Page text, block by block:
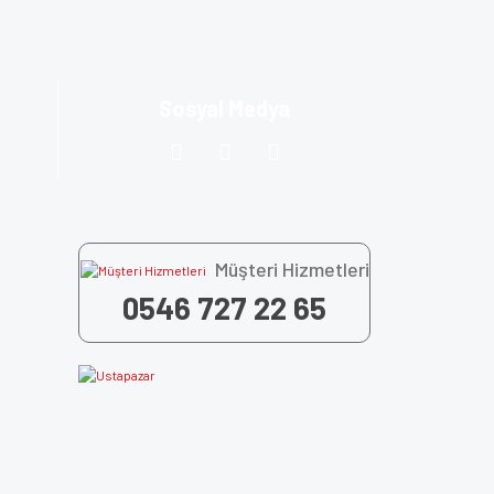
Müşteri Hizmetleri
0546 727 22 65